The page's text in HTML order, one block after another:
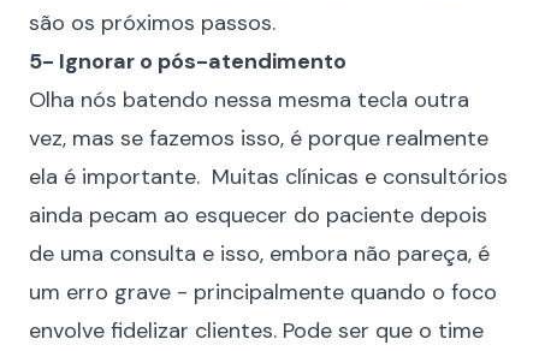
são os próximos passos.
5- Ignorar o pós-atendimento
Olha nós batendo nessa mesma tecla outra
vez, mas se fazemos isso, é porque realmente
ela é importante. Muitas clínicas e consultórios
ainda pecam ao esquecer do paciente depois
de uma consulta e isso, embora não pareça, é
um erro grave - principalmente quando o foco
envolve fidelizar clientes. Pode ser que o time